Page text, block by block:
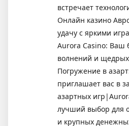
встречает
Онлайн казино
удачу с яркими
Aurora Casino: Ваш
волнений и
Погружение в
приглашает вас в
азартных
лучший выбор для
и крупных